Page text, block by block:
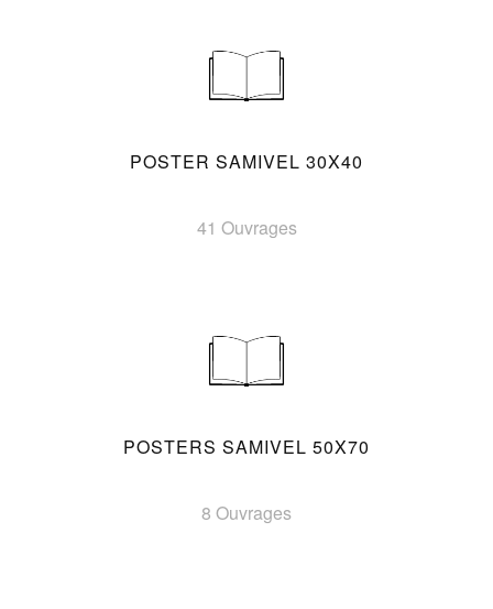
POSTER SAMIVEL 30X40
41 Ouvrages
POSTERS SAMIVEL 50X70
8 Ouvrages